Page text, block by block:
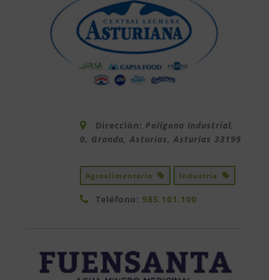
Dirección: Polígono Industrial,
0, Granda, Asturias, Asturias 33199
Agroalimentario Industria
Teléfono: 985.101.100